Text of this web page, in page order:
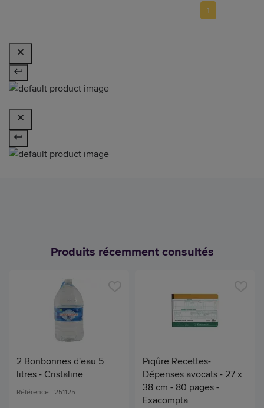
1
Produits récemment consultés
2 Bonbonnes d'eau 5
litres - Cristaline
Référence : 251125
Piqûre Recettes-
Dépenses avocats - 27 x
38 cm - 80 pages -
Exacompta